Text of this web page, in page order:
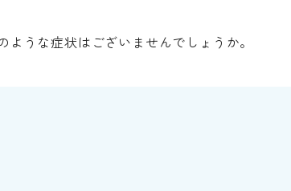
うな症状はございませんでしょうか。